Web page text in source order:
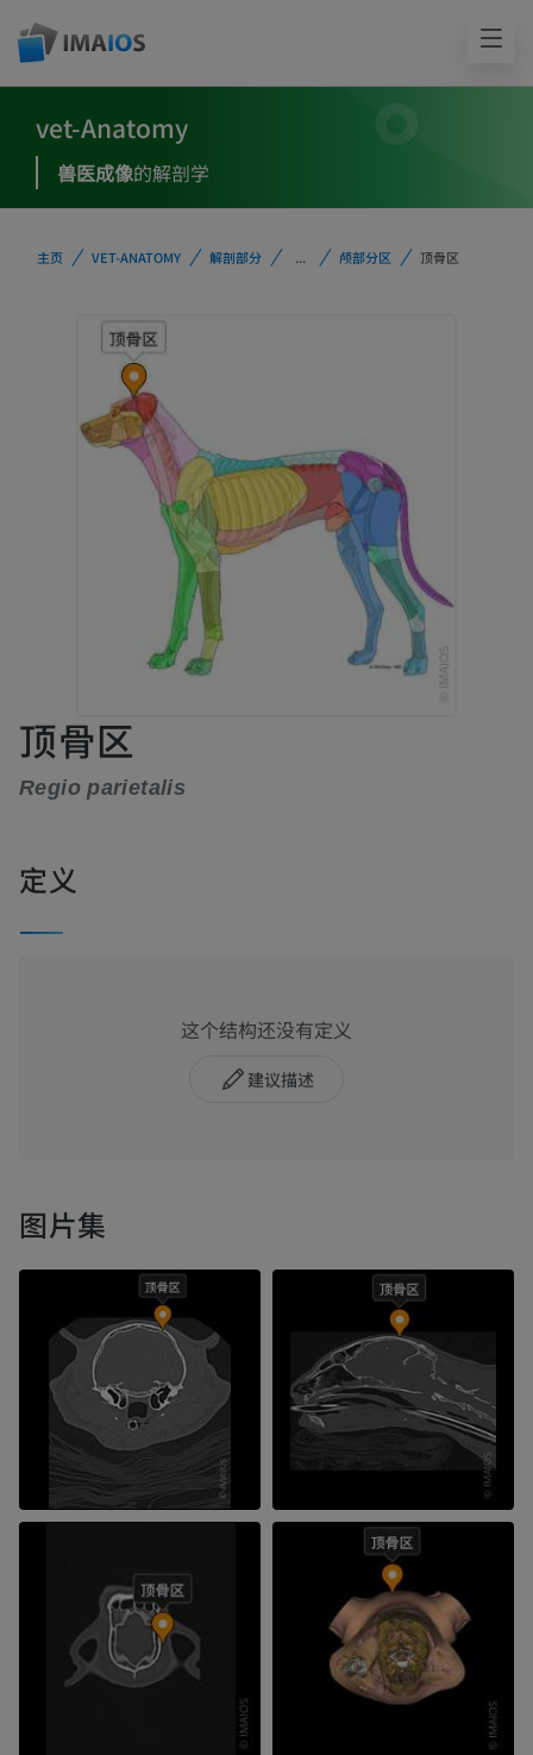
vet-Anatomy
兽医成像的解剖学
主页 VET-ANATOMY 解剖部分 ... 颅部分区 顶骨区
顶骨区
Regio parietalis
定义
这个结构还没有定义
建议描述
图片集